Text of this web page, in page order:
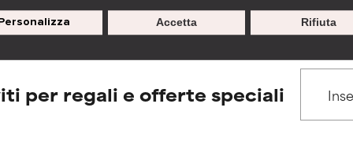
Rifiuta
Accetta
infiammazioni, secchezza, ecc. Può offrire benefici solo
che fa più male che bene.
infiammazioni, secchezza, ecc. Può offrire benefici solo
che fa più male che bene.
per regali e offerte speciali